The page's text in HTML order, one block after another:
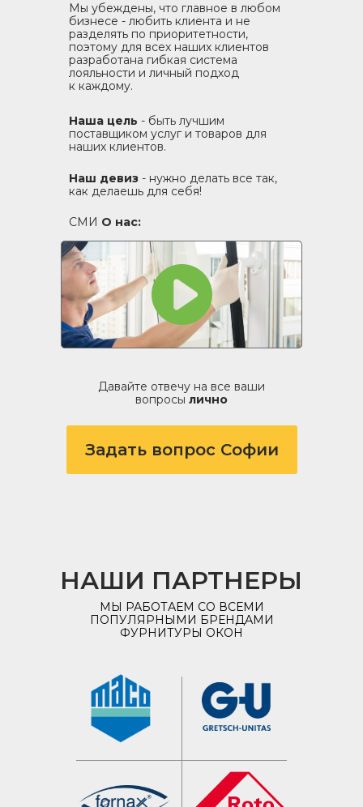
Мы убеждены, что главное в любом
бизнесе - любить клиента и не
разделять по приоритетности,
поэтому для всех наших клиентов
разработана гибкая система
лояльности и личный подход
к каждому.
Наша цель - быть лучшим
поставщиком услуг и товаров для
наших клиентов.
Наш девиз - нужно делать все так,
как делаешь для себя!
СМИ О нас:
Давайте отвечу на все ваши
вопросы лично
Задать вопрос Софии
НАШИ ПАРТНЕРЫ
МЫ РАБОТАЕМ СО ВСЕМИ
ПОПУЛЯРНЫМИ БРЕНДАМИ
ФУРНИТУРЫ ОКОН